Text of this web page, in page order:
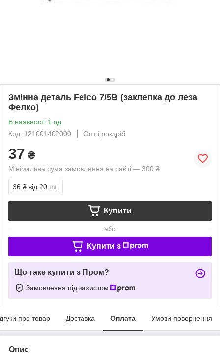
Змінна деталь Felco 7/5B (заклепка до леза
Фелко)
В наявності 1 од.
Код: 121001402000
Опт і роздріб
37 ₴
Мінімальна сума замовлення на сайті — 300 ₴
36 ₴ від 20 шт.
Купити
або
Купити з
Що таке купити з Пром?
Замовлення під захистом
про товар Доставка Оплата Умови повернення
Опис